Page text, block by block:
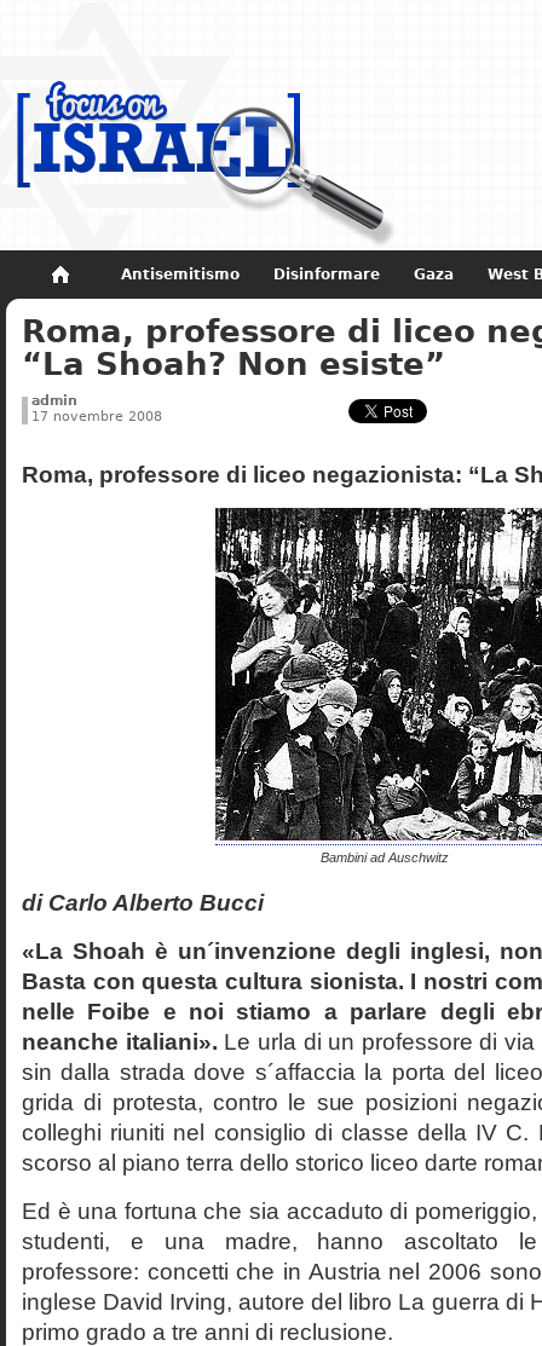
Antisemitismo Disinformare Gaza West
Non dimenticare Storia di Israele
Roma, professore di liceo
“La Shoah? Non esiste”
admin
17 novembre 2008
Roma, professore di liceo negazionista: “La
Bambini ad Auschwitz
di Carlo Alberto Bucci
«La Shoah è un´invenzione degli inglesi,
Basta con questa cultura sionista. I nostri
nelle Foibe e noi stiamo a parlare degli
neanche italiani». Le urla di un professore di
sin dalla strada dove s´affaccia la porta del
grida di protesta, contro le sue posizioni
colleghi riuniti nel consiglio di classe della IV C.
scorso al piano terra dello storico liceo darte
Ed è una fortuna che sia accaduto di
studenti, e una madre, hanno ascoltato le
professore: concetti che in Austria nel 2006
inglese David Irving, autore del libro La guerra di
primo grado a tre anni di reclusione.